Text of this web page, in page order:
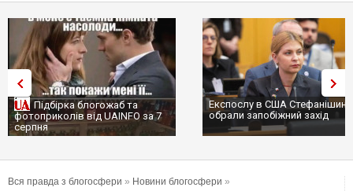
Підбірка блогожаб та
фотоприколів від UAINFO за 7
серпня
Експослу в США
обрали запобіжний захід
Вся правда з блогосфери » Новини блогосфери »